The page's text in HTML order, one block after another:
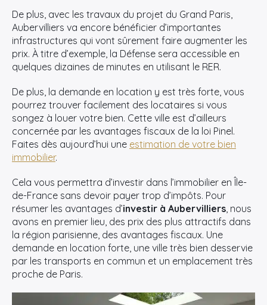
De plus, avec les travaux du projet du Grand Paris,
Aubervilliers va encore bénéficier d’importantes
infrastructures qui vont sûrement faire augmenter les
prix. À titre d’exemple, la Défense sera accessible en
quelques dizaines de minutes en utilisant le RER.
De plus, la demande en location y est très forte, vous
pourrez trouver facilement des locataires si vous
songez à louer votre bien. Cette ville est d’ailleurs
concernée par les avantages fiscaux de la loi Pinel.
Faites dès aujourd’hui une estimation de votre bien
immobilier.
Cela vous permettra d’investir dans l’immobilier en Île-
de-France sans devoir payer trop d’impôts. Pour
résumer les avantages d’investir à Aubervilliers, nous
avons en premier lieu, des prix des plus attractifs dans
la région parisienne, des avantages fiscaux. Une
demande en location forte, une ville très bien desservie
par les transports en commun et un emplacement très
proche de Paris.